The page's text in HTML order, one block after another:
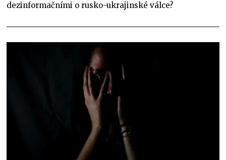
dezinformačními o rusko-ukrajinské válce?